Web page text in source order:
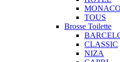
MONACO
TOUS
Brosse Toilette
CLASSIC
NIZA